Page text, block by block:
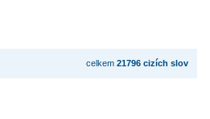
celkem 21796 cizích slov